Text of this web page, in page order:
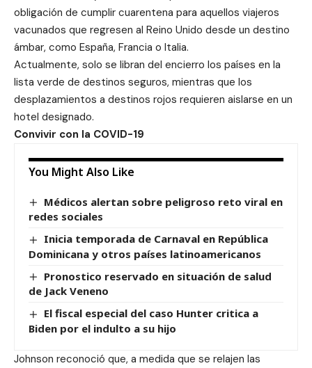
obligación de cumplir cuarentena para aquellos viajeros
vacunados que regresen al Reino Unido desde un destino
ámbar, como España, Francia o Italia.
Actualmente, solo se libran del encierro los países en la
lista verde de destinos seguros, mientras que los
desplazamientos a destinos rojos requieren aislarse en un
hotel designado.
Convivir con la COVID-19
You Might Also Like
Médicos alertan sobre peligroso reto viral en
redes sociales
Inicia temporada de Carnaval en República
Dominicana y otros países latinoamericanos
Pronostico reservado en situación de salud
de Jack Veneno
El fiscal especial del caso Hunter critica a
Biden por el indulto a su hijo
Johnson reconoció que, a medida que se relajen las